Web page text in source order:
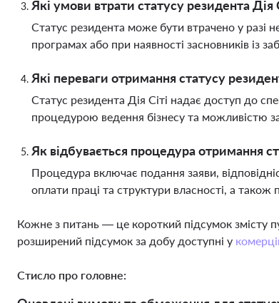
Які умови втрати статусу резидента Дія
Статус резидента може бути втрачено у разі
програмах або при наявності засновників із
Які переваги отримання статусу
Статус резидента Дія Сіті надає доступ до
процедурою ведення бізнесу та можливістю
Як відбувається процедура отримання
Процедура включає подання заяви,
оплати праці та структури власності, а
Кожне з питань — це короткий підсумок змісту
розширений підсумок за добу доступні у
Стисло про головне: